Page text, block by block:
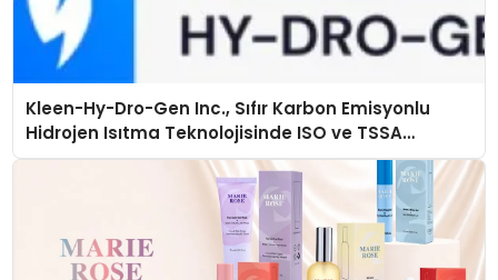
Kleen-Hy-Dro-Gen Inc., Sıfır Karbon Emisyonlu
Hidrojen Isıtma Teknolojisinde ISO ve TSSA
Düzenleyici Onaylarını Aldı